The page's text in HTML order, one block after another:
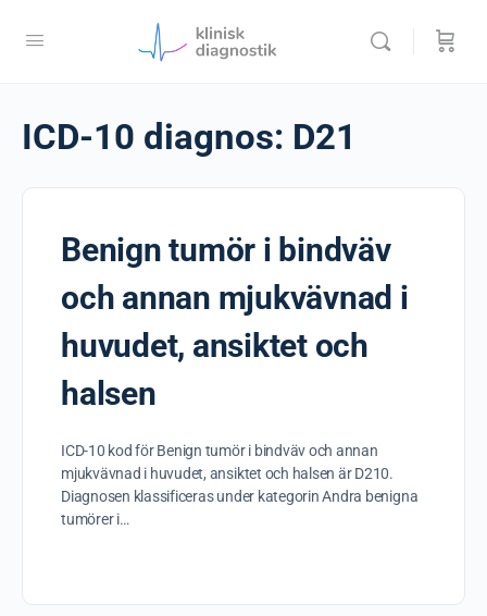
ICD-10 diagnos: D21
Benign tumör i bindväv
och annan mjukvävnad i
huvudet, ansiktet och
halsen
ICD-10 kod för Benign tumör i bindväv och annan
mjukvävnad i huvudet, ansiktet och halsen är D210.
Diagnosen klassificeras under kategorin Andra benigna
tumörer i…